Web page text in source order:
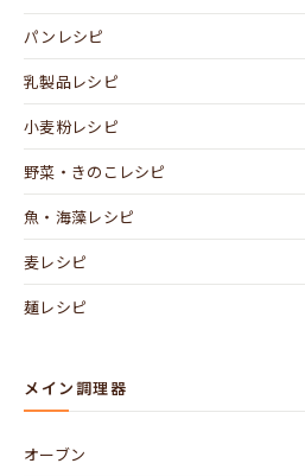
パンレシピ
乳製品レシピ
小麦粉レシピ
野菜・きのこレシピ
魚・海藻レシピ
麦レシピ
麺レシピ
メイン調理器
オーブン